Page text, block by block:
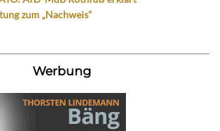
zum „Nachweis“
Werbung